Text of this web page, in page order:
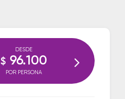
DESDE
$ 96.100
POR PERSONA